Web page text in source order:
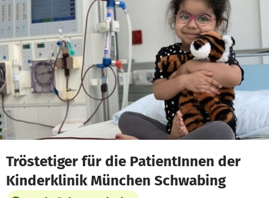
Zum Hauptinhalt springen
Erklärung zur Barrierefreiheit anzeigen
Tröstetiger für die PatientInnen der
Kinderklinik München Schwabing